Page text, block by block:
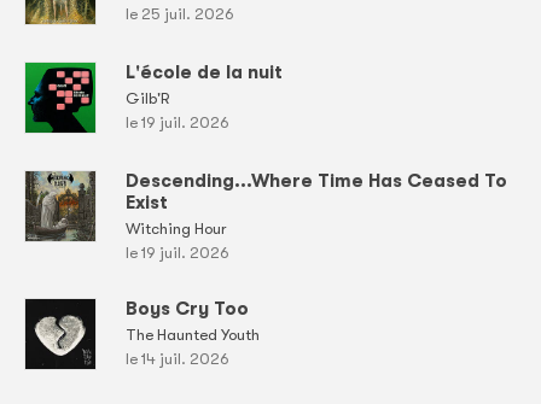
le 25 juil. 2026
L'école de la nuit
Gilb'R
le 19 juil. 2026
Descending...Where Time Has Ceased To
Exist
Witching Hour
le 19 juil. 2026
Boys Cry Too
The Haunted Youth
le 14 juil. 2026